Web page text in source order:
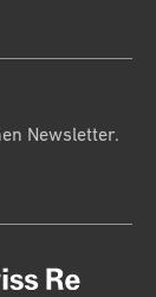
Newsletter.